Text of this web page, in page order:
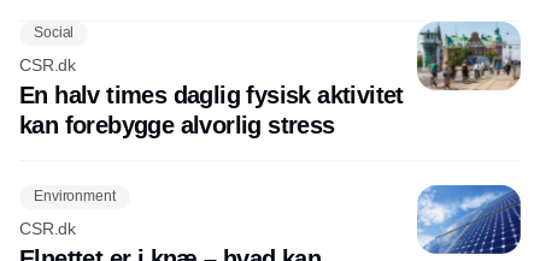
Social
CSR.dk
En halv times daglig fysisk aktivitet
kan forebygge alvorlig stress
Environment
CSR.dk